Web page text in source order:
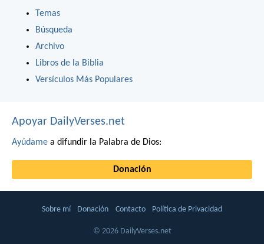
Temas
Búsqueda
Archivo
Libros de la Biblia
Versículos Más Populares
Apoyar DailyVerses.net
Ayúdame a difundir la Palabra de Dios:
Donación
Sobre mí Donación Contacto Política de Privacidad
© 2026 DailyVerses.net